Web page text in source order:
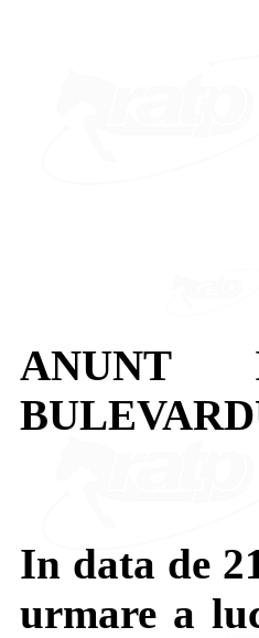
ANUNT
In data de
urmare a